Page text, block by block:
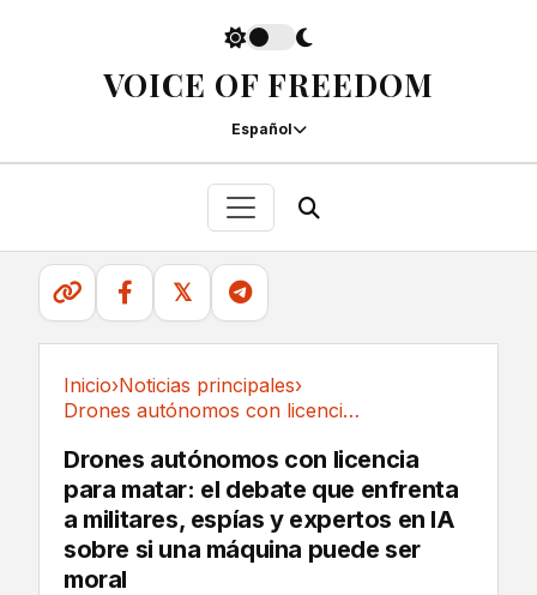
VOICE OF FREEDOM
Español
𝕏
Inicio›Noticias principales›
Drones autónomos con licencia para matar: el...
Drones autónomos con licencia
para matar: el debate que enfrenta
a militares, espías y expertos en IA
sobre si una máquina puede ser
moral